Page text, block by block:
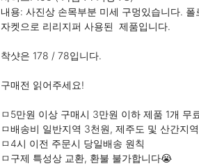
내용: 사진상 손목부분 미세 구멍있습니다.
자켓으로 리리지퍼 사용된  제품입니다.
착샷은 178 / 78입니다.
구매전 읽어주세요!
ㅁ5만원 이상 구매시 3만원 이하 제품 1개 무
ㅁ배송비 일반지역 3천원, 제주도 및 산간지
ㅁ4시 이전 주문시 당일배송 원칙
ㅁ구제 특성상 교환, 환불 불가합니다😭